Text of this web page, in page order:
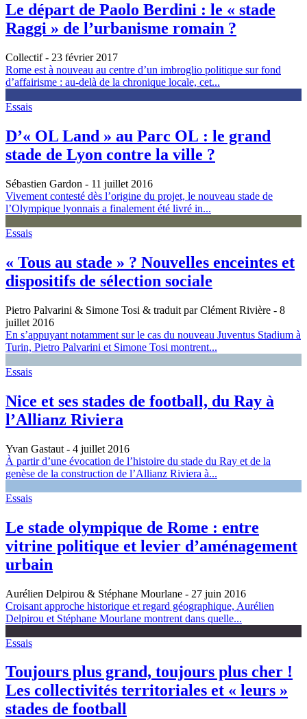
Le départ de Paolo Berdini : le « stade
Raggi » de l’urbanisme romain ?
Collectif- 23 février 2017
Rome est à nouveau au centre d’un imbroglio politique sur fond
d’affairisme : au-delà de la chronique locale, cet...
Essais
D’« OL Land » au Parc OL : le grand
stade de Lyon contre la ville ?
Sébastien Gardon - 11 juillet 2016
Vivement contesté dès l’origine du projet, le nouveau stade de
l’Olympique lyonnais a finalement été livré in...
Essais
« Tous au stade » ? Nouvelles enceintes et
dispositifs de sélection sociale
Pietro Palvarini & Simone Tosi & traduit par Clément Rivière - 8
juillet 2016
En s’appuyant notamment sur le cas du nouveau Juventus Stadium à
Turin, Pietro Palvarini et Simone Tosi montrent...
Essais
Nice et ses stades de football, du Ray à
l’Allianz Riviera
Yvan Gastaut - 4 juillet 2016
À partir d’une évocation de l’histoire du stade du Ray et de la
genèse de la construction de l’Allianz Riviera à...
Essais
Le stade olympique de Rome : entre
vitrine politique et levier d’aménagement
urbain
Aurélien Delpirou & Stéphane Mourlane - 27 juin 2016
Croisant approche historique et regard géographique, Aurélien
Delpirou et Stéphane Mourlane montrent dans quelle...
Essais
Toujours plus grand, toujours plus cher !
Les collectivités territoriales et « leurs »
stades de football